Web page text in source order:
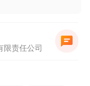
限责任公司